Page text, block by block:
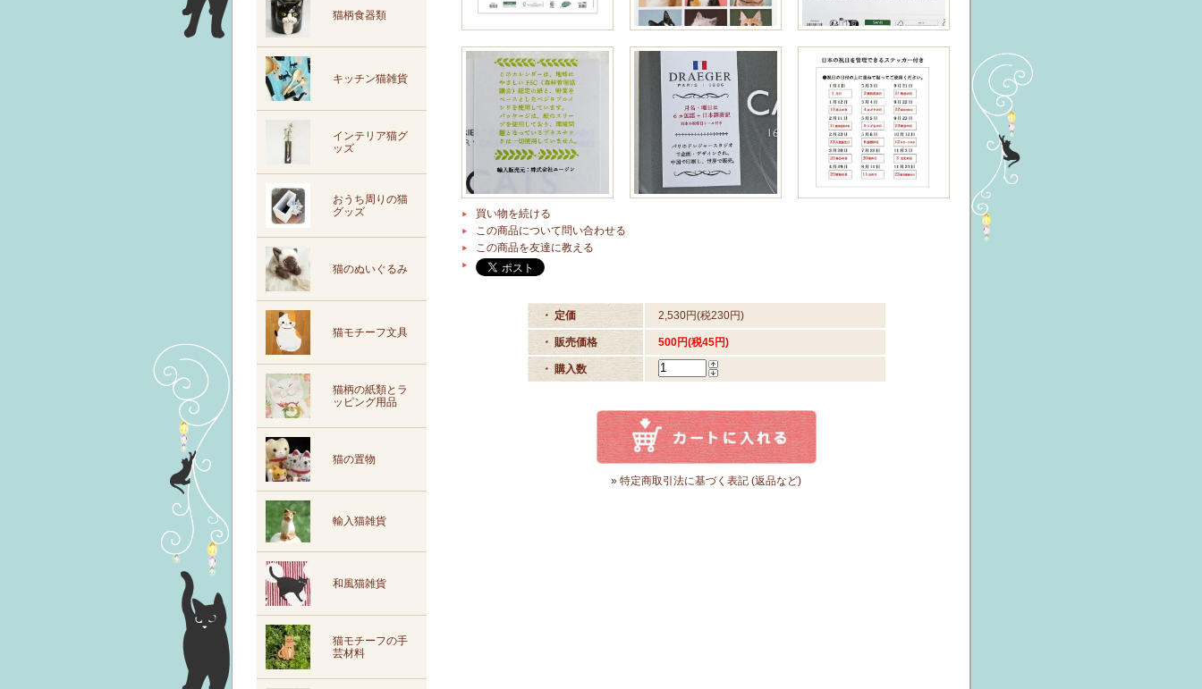
猫柄食器類
キッチン猫雑貨
インテリア猫グ
ッズ
おうち周りの猫
グッズ
猫のぬいぐるみ
猫モチーフ文具
猫柄の紙類とラ
ッピング用品
猫の置物
輸入猫雑貨
和風猫雑貨
猫モチーフの手
芸材料
買い物を続ける
この商品について問い合わせる
この商品を友達に教える
・ 定価 2,530円(税230円)
・ 販売価格 500円(税45円)
・ 購入数
» 特定商取引法に基づく表記 (返品など)